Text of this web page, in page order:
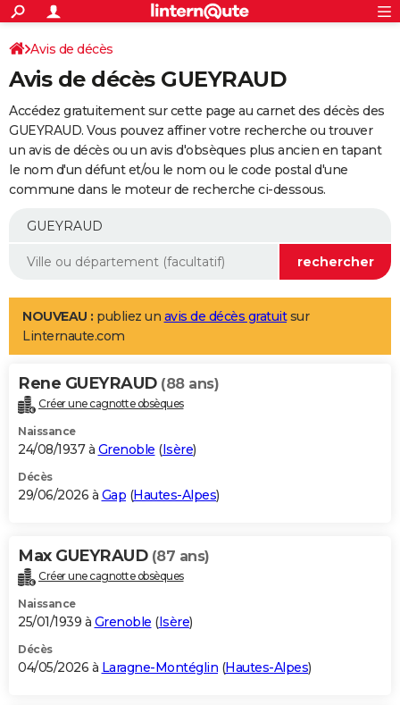
ACTUALITÉS
Politique
Société
Faits Divers
Education
Monde
Villes
+
SPORT
Coupe du monde 2026
Football
Tennis
Cyclisme
Rugby
Forum
Programme TV
TNT
Streaming
Cinéma
Sorties cinéma
Musique
+
FINANCE
Impôts
Immobilier
Risques naturels par ville
Banque
Assurance
Crédit
AUTO
Essais
Réserver un essai
Citadines
Berlines
SUV
Forum auto
+
Mobiles
Meilleur smartphone
Internet
Ordinateurs
Jeux vidéo
Guide high-tech
Aménagement intérieur
LIFESTYLE
Art de vivre
Bien-être
Loisirs
Mode
Modes de vie
Alimentation
Guide de la santé
Maladies
Médicaments
Sommeil
VOYAGE
Destinations
City break
Voyage nature
Voyage de noces
Forum
Climat
+PHOTO
GUIDES D'ACHAT
BONS PLANS
Carte de Noël
Carte Bonne année
Carte Saint-Valentin
Carte Pâques
Carte d'anniversaire
DICTIONNAIRE
Dictionnaire
Biographies
Citations
Expressions
Proverbes
PROGRAMME TV
S'inscrire
Se connecter
Lycées
Collèges
Primaires
Universités
Entreprises
Service militaire
Avis de recherche
AVIS DE DÉCÈS
Avis de décès
Avis de décès GUEYRAUD
Accédez gratuitement sur cette page au carnet des décès des
GUEYRAUD. Vous pouvez affiner votre recherche ou trouver
un avis de décès ou un avis d'obsèques plus ancien en tapant
le nom d'un défunt et/ou le nom ou le code postal d'une
commune dans le moteur de recherche ci-dessous.
NOUVEAU : publiez un avis de décès gratuitsur
Linternaute.com
Rene GUEYRAUD (88 ans)
Créer une cagnotte obsèques
Naissance
24/08/1937 à Grenoble (Isère)
Décès
29/06/2026 à Gap (Hautes-Alpes)
Max GUEYRAUD (87 ans)
Créer une cagnotte obsèques
Naissance
25/01/1939 à Grenoble (Isère)
Décès
04/05/2026 à Laragne-Montéglin (Hautes-Alpes)